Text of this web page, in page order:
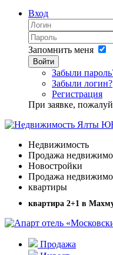
Вход
Запомнить меня
Войти
Забыли
Забыли логин?
Регистрация
При заявке,
Недвижимость
Продажа
Новостройки
Продажа
квартиры
квартира 2+1 в
Продажа